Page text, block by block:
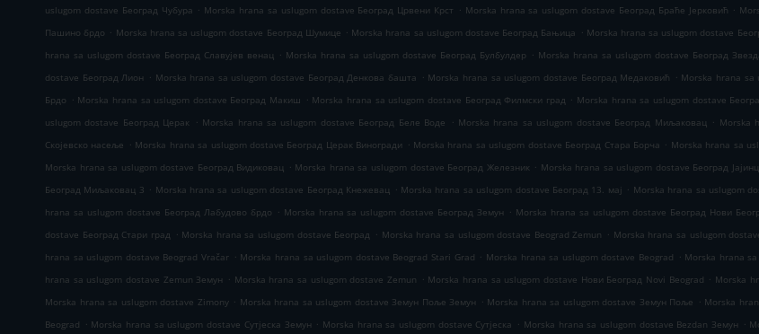
uslugom dostave Београд Чубура . Morska hrana sa uslugom dostave Београд Црвени Крст . Morska hrana sa uslugom dostave Београд Браће Јерковић .
Пашино брдо . Morska hrana sa uslugom dostave Београд Шумице . Morska hrana sa uslugom dostave Београд Бањица . Morska hrana sa uslugom dostave
hrana sa uslugom dostave Београд Славујев венац . Morska hrana sa uslugom dostave Београд Булбулдер . Morska hrana sa uslugom dostave Београд
dostave Београд Лион . Morska hrana sa uslugom dostave Београд Денкова башта . Morska hrana sa uslugom dostave Београд Медаковић . Morska hrana sa
Брдо . Morska hrana sa uslugom dostave Београд Макиш . Morska hrana sa uslugom dostave Београд Филмски град . Morska hrana sa uslugom dostave
uslugom dostave Београд Церак
. Morska hrana sa uslugom dostave Београд Беле Воде . Morska hrana sa uslugom dostave Београд Миљаковац . Morska
Скојевско насеље . Morska hrana sa uslugom dostave Београд Церак Виногради . Morska hrana sa uslugom dostave Београд Стара Борча . Morska hrana sa
Morska hrana sa uslugom dostave Београд Видиковац . Morska hrana sa uslugom dostave Београд Железник . Morska hrana sa uslugom dostave Београд
Београд Миљаковац 3 . Morska hrana sa uslugom dostave Београд Кнежевац . Morska hrana sa uslugom dostave Београд 13. мај . Morska hrana sa uslugom
hrana sa uslugom dostave Београд Лабудово брдо . Morska hrana sa uslugom dostave Београд Земун . Morska hrana sa uslugom dostave Београд Нови
dostave Београд Стари град . Morska hrana sa uslugom dostave Београд . Morska hrana sa uslugom dostave Beograd Zemun . Morska hrana sa uslugom
hrana sa uslugom dostave Beograd Vračar . Morska hrana sa uslugom dostave Beograd Stari Grad . Morska hrana sa uslugom dostave Beograd . Morska hrana
hrana sa uslugom dostave Zemun Земун . Morska hrana sa uslugom dostave Zemun . Morska hrana sa uslugom dostave Нови Београд Novi Beograd . Morska
Morska hrana sa uslugom dostave Zimony . Morska hrana sa uslugom dostave Земун Поље Земун . Morska hrana sa uslugom dostave Земун Поље . Morska
Beograd . Morska hrana sa uslugom dostave Сутјеска Земун . Morska hrana sa uslugom dostave Сутјеска . Morska hrana sa uslugom dostave Bezdan Земун .